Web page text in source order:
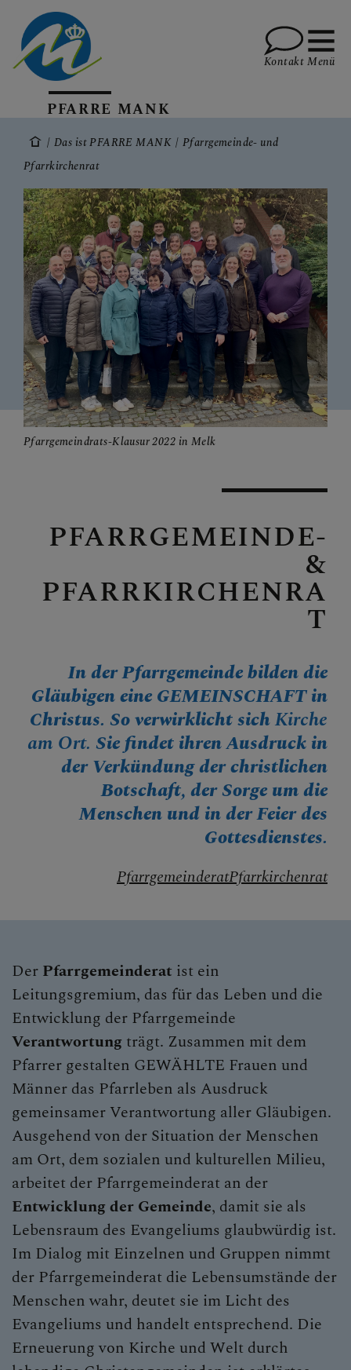
WAS GIBT ES NEUES?
DAS IST PFARRE MANK
Pfarrkirche und Pfarrgemeinde
Pfarrer
Pfarrgemeinde- und
Pfarrkirchenrat
Gruppen & Teams
UNSER
PFARRKALENDER
PFARRE MANK
Kontakt Menü
Das ist PFARRE MANK
Pfarrgemeinde- und
Pfarrkirchenrat
Pfarrgemeindrats-Klausur 2022 in Melk
PFARRGEMEINDE-
&
PFARRKIRCHENRA
T
In der Pfarrgemeinde bilden die
Gläubigen eine GEMEINSCHAFT in
Christus. So verwirklicht sichKirche
am Ort. Sie findet ihren Ausdruck in
der Verkündung der christlichen
Botschaft, der Sorge um die
Menschen und in der Feier des
Gottesdienstes.
PfarrgemeinderatPfarrkirchenrat
Der Pfarrgemeinderat ist ein
Leitungsgremium, das für das Leben und die
Entwicklung der Pfarrgemeinde
Verantwortung trägt. Zusammen mit dem
Pfarrer gestalten GEWÄHLTE Frauen und
Männer das Pfarrleben als Ausdruck
gemeinsamer Verantwortung aller Gläubigen.
Ausgehend von der Situation der Menschen
am Ort, dem sozialen und kulturellen Milieu,
arbeitet der Pfarrgemeinderat an der
Entwicklung der Gemeinde, damit sie als
Lebensraum des Evangeliums glaubwürdig ist.
Im Dialog mit Einzelnen und Gruppen nimmt
der Pfarrgemeinderat die Lebensumstände der
Menschen wahr, deutet sie im Licht des
Evangeliums und handelt entsprechend. Die
Erneuerung von Kirche und Welt durch